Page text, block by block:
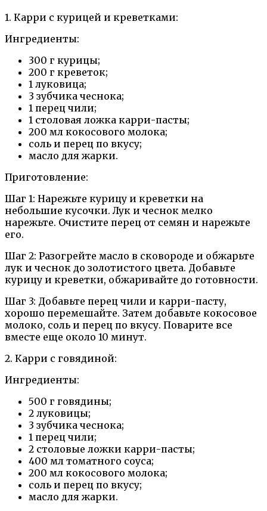
1. Карри с курицей и креветками:
Ингредиенты:
300 г курицы;
200 г креветок;
1 луковица;
3 зубчика чеснока;
1 перец чили;
1 столовая ложка карри-пасты;
200 мл кокосового молока;
соль и перец по вкусу;
масло для жарки.
Приготовление:
Шаг 1: Нарежьте курицу и креветки на
небольшие кусочки. Лук и чеснок мелко
нарежьте. Очистите перец от семян и нарежьте
его.
Шаг 2: Разогрейте масло в сковороде и обжарьте
лук и чеснок до золотистого цвета. Добавьте
курицу и креветки, обжаривайте до готовности.
Шаг 3: Добавьте перец чили и карри-пасту,
хорошо перемешайте. Затем добавьте кокосовое
молоко, соль и перец по вкусу. Поварите все
вместе еще около 10 минут.
2. Карри с говядиной:
Ингредиенты:
500 г говядины;
2 луковицы;
3 зубчика чеснока;
1 перец чили;
2 столовые ложки карри-пасты;
400 мл томатного соуса;
200 мл кокосового молока;
соль и перец по вкусу;
масло для жарки.